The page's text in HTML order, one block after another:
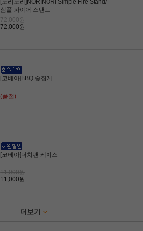
[노리노리]NORINORI Simple Fire Stand/
심플 파이어 스탠드
72,000원
72,000원
[코베아]BBQ 숯집게
(품절)
[코베아]더치팬 케이스
11,000원
11,000원
더보기